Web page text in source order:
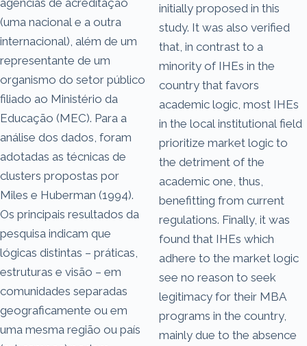
(uma nacional e a outra
internacional), além de um
representante de um
organismo do setor público
filiado ao Ministério da
Educação (MEC). Para a
análise dos dados, foram
adotadas as técnicas de
clusters propostas por
Miles e Huberman (1994).
Os principais resultados da
pesquisa indicam que
lógicas distintas – práticas,
estruturas e visão – em
comunidades separadas
geograficamente ou em
uma mesma região ou país
initially proposed in this
study. It was also verified
that, in contrast to a
minority of IHEs in the
country that favors
academic logic, most IHEs
in the local institutional field
prioritize market logic to
the detriment of the
academic one, thus,
benefitting from current
regulations. Finally, it was
found that IHEs which
adhere to the market logic
see no reason to seek
legitimacy for their MBA
programs in the country,
mainly due to the absence